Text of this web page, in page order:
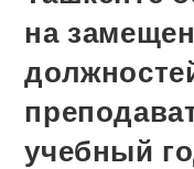
на
учебный